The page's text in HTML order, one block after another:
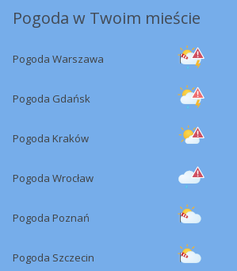
Pogoda w Twoim mieście
Pogoda Warszawa
Pogoda Gdańsk
Pogoda Kraków
Pogoda Wrocław
Pogoda Poznań
Pogoda Szczecin